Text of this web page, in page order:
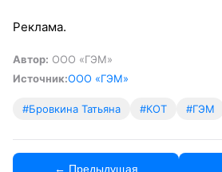
Реклама.
Автор: ООО «ГЭМ»
Источник:ООО «ГЭМ»
#Бровкина Татьяна #КОТ #ГЭМ
← Предыдущая